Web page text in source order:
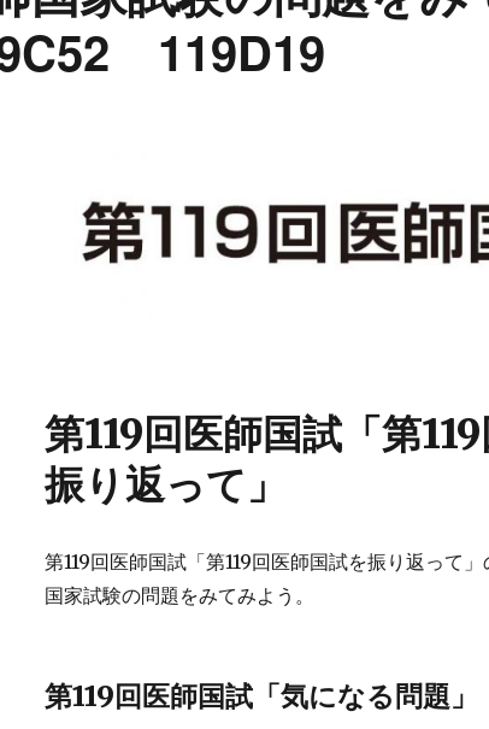
119D19
第119回医師国試「第
振り返って」
第119回医師国試「第119回医師国試を振り返って
国家試験の問題をみてみよう。
第119回医師国試「気になる問題」